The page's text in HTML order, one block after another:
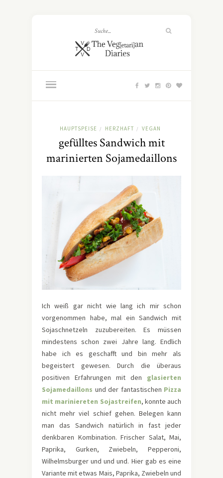
HAUPTSPEISE / HERZHAFT / VEGAN
gefülltes Sandwich mit
marinierten Sojamedaillons
Ich weiß gar nicht wie lang ich mir schon
vorgenommen habe, mal ein Sandwich mit
Sojaschnetzeln zuzubereiten. Es müssen
mindestens schon zwei Jahre lang. Endlich
habe ich es geschafft und bin mehr als
begeistert gewesen. Durch die überaus
positiven Erfahrungen mit den glasierten
Sojamedaillons und der fantastischen Pizza
mit mariniereten Sojastreifen, konnte auch
nicht mehr viel schief gehen. Belegen kann
man das Sandwich natürlich in fast jeder
denkbaren Kombination. Frischer Salat, Mai,
Paprika, Gurken, Zwiebeln, Pepperoni,
Wilhelmsburger und und und. Hier gab es eine
Variante mit etwas Mais, Paprika, Zwiebeln und